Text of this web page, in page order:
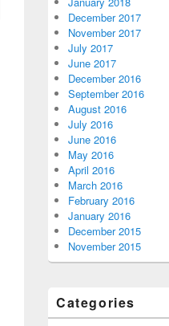
December 2017
November 2017
July 2017
June 2017
December 2016
September 2016
August 2016
July 2016
June 2016
May 2016
April 2016
March 2016
February 2016
January 2016
December 2015
November 2015
Categories